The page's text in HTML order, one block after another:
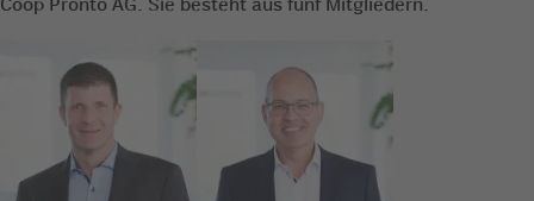
Coop Pronto AG. Sie besteht aus fünf Mitgliedern.